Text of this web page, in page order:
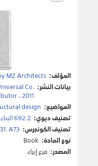
المؤلف: MZ Architects
بيانات النشر: Co.
،2011
المواضيع: design
تصنيف ديوي: 692.2 البناء.
تصنيف الكونجرس: A73
نوع المادة: Book
المصدر: فرع إبراء